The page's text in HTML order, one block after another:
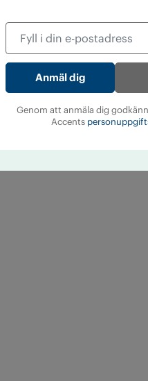
Genom att anmäla dig
Accents